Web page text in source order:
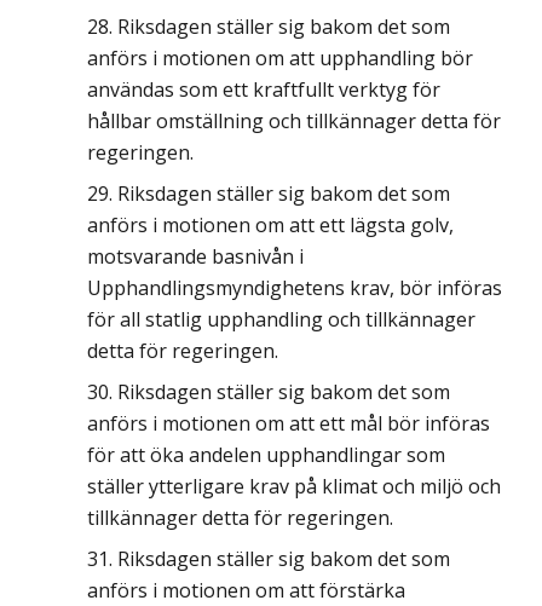
Riksdagen ställer sig bakom det som
anförs i motionen om att upphandling bör
användas som ett kraftfullt verktyg för
hållbar omställning och tillkännager detta för
regeringen.
Riksdagen ställer sig bakom det som
anförs i motionen om att ett lägsta golv,
motsvarande basnivån i
Upphandlingsmyndighetens krav, bör införas
för all statlig upphandling och tillkännager
detta för regeringen.
Riksdagen ställer sig bakom det som
anförs i motionen om att ett mål bör införas
för att öka andelen upphandlingar som
ställer ytterligare krav på klimat och miljö och
tillkännager detta för regeringen.
Riksdagen ställer sig bakom det som
anförs i motionen om att förstärka